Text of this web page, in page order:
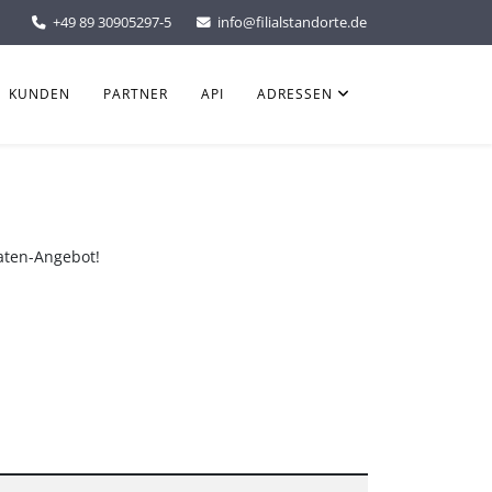
+49 89 30905297-5 info@filialstandorte.de
KUNDEN PARTNER API ADRESSEN
Angebot!